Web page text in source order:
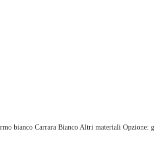
bianco Carrara Bianco Altri materiali Opzione: